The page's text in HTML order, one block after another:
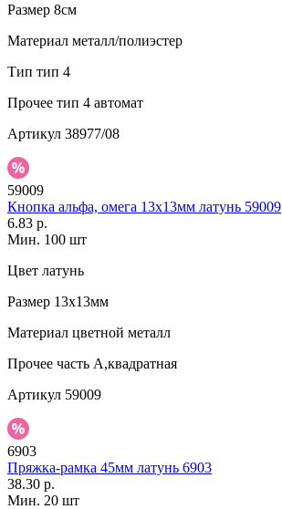
Размер 8см
Материал металл/полиэстер
Тип тип 4
Прочее тип 4 автомат
Артикул 38977/08
59009
Кнопка альфа, омега 13х13мм латунь 59009
6.83 р.
Мин. 100 шт
Цвет латунь
Размер 13х13мм
Материал цветной металл
Прочее часть А,квадратная
Артикул 59009
6903
Пряжка-рамка 45мм латунь 6903
38.30 р.
Мин. 20 шт